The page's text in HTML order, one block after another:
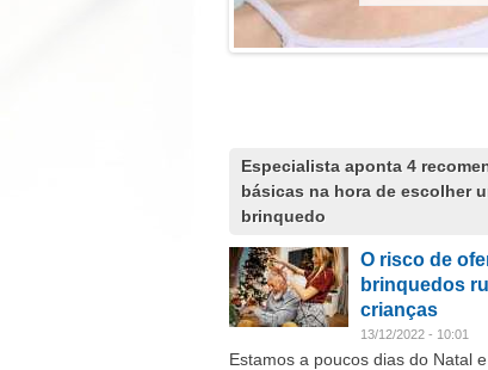
Especialista aponta 4
básicas na hora de escolher
brinquedo
O risco de
brinquedos
crianças
13/12/2022 - 10:01
Estamos a poucos dias do Natal
Páginas